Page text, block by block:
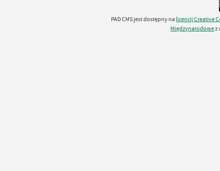
PAD CMS jest dostępny na licencjiCreative
Międzynarodowez